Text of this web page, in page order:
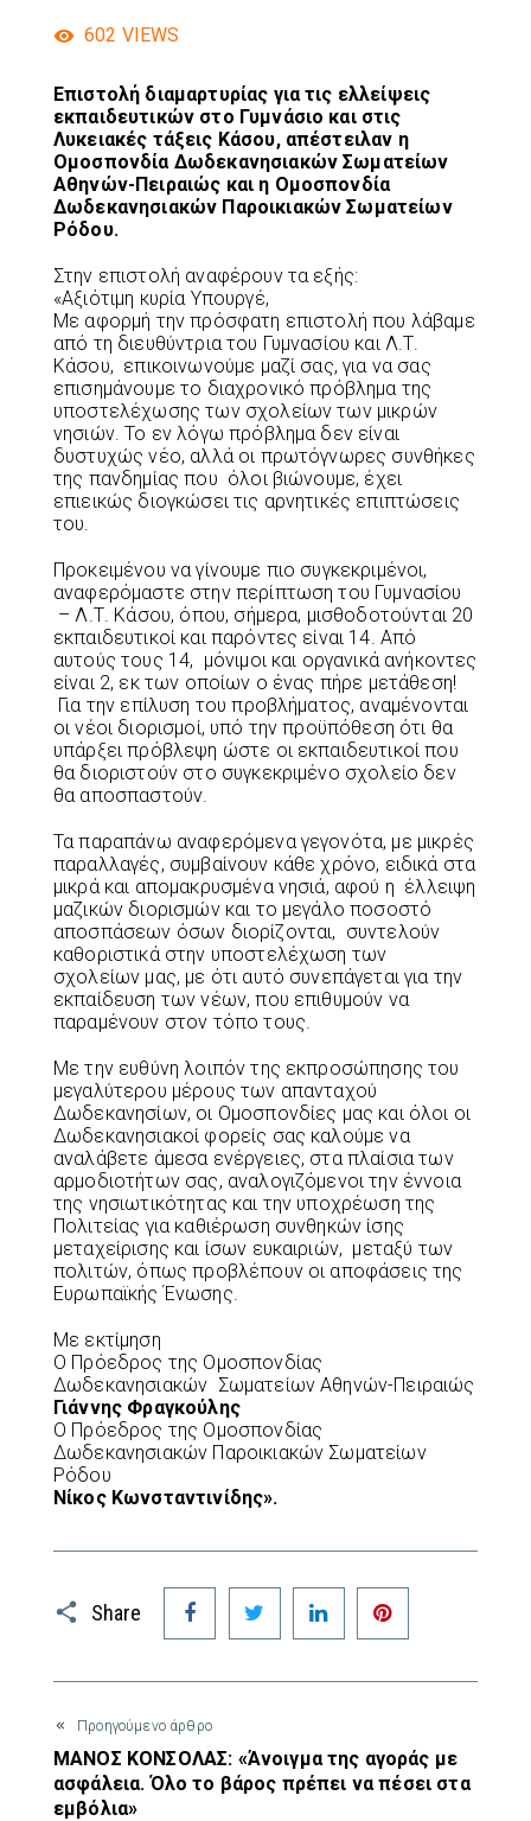
602 VIEWS
Επιστολή διαμαρτυρίας για τις ελλείψεις
εκπαιδευτικών στο Γυμνάσιο και στις
Λυκειακές τάξεις Κάσου, απέστειλαν η
Ομοσπονδία Δωδεκανησιακών Σωματείων
Αθηνών-Πειραιώς και η Ομοσπονδία
Δωδεκανησιακών Παροικιακών Σωματείων
Ρόδου.
Στην επιστολή αναφέρουν τα εξής:
«Αξιότιμη κυρία Υπουργέ,
Με αφορμή την πρόσφατη επιστολή που λάβαμε
από τη διευθύντρια του Γυμνασίου και Λ.Τ.
Κάσου, επικοινωνούμε μαζί σας, για να σας
επισημάνουμε το διαχρονικό πρόβλημα της
υποστελέχωσης των σχολείων των μικρών
νησιών. Το εν λόγω πρόβλημα δεν είναι
δυστυχώς νέο, αλλά οι πρωτόγνωρες συνθήκες
της πανδημίας που όλοι βιώνουμε, έχει
επιεικώς διογκώσει τις αρνητικές επιπτώσεις
του.
Προκειμένου να γίνουμε πιο συγκεκριμένοι,
αναφερόμαστε στην περίπτωση του Γυμνασίου
– Λ.Τ. Κάσου, όπου, σήμερα, μισθοδοτούνται 20
εκπαιδευτικοί και παρόντες είναι 14. Από
αυτούς τους 14, μόνιμοι και οργανικά ανήκοντες
είναι 2, εκ των οποίων ο ένας πήρε μετάθεση!
Για την επίλυση του προβλήματος, αναμένονται
οι νέοι διορισμοί, υπό την προϋπόθεση ότι θα
υπάρξει πρόβλεψη ώστε οι εκπαιδευτικοί που
θα διοριστούν στο συγκεκριμένο σχολείο δεν
θα αποσπαστούν.
Τα παραπάνω αναφερόμενα γεγονότα, με μικρές
παραλλαγές, συμβαίνουν κάθε χρόνο, ειδικά στα
μικρά και απομακρυσμένα νησιά, αφού η έλλειψη
μαζικών διορισμών και το μεγάλο ποσοστό
αποσπάσεων όσων διορίζονται, συντελούν
καθοριστικά στην υποστελέχωση των
σχολείων μας, με ότι αυτό συνεπάγεται για την
εκπαίδευση των νέων, που επιθυμούν να
παραμένουν στον τόπο τους.
Με την ευθύνη λοιπόν της εκπροσώπησης του
μεγαλύτερου μέρους των απανταχού
Δωδεκανησίων, οι Ομοσπονδίες μας και όλοι οι
Δωδεκανησιακοί φορείς σας καλούμε να
αναλάβετε άμεσα ενέργειες, στα πλαίσια των
αρμοδιοτήτων σας, αναλογιζόμενοι την έννοια
της νησιωτικότητας και την υποχρέωση της
Πολιτείας για καθιέρωση συνθηκών ίσης
μεταχείρισης και ίσων ευκαιριών, μεταξύ των
πολιτών, όπως προβλέπουν οι αποφάσεις της
Ευρωπαϊκής Ένωσης.
Με εκτίμηση
Ο Πρόεδρος της Ομοσπονδίας
Δωδεκανησιακών Σωματείων Αθηνών-Πειραιώς
Γιάννης Φραγκούλης
Ο Πρόεδρος της Ομοσπονδίας
Δωδεκανησιακών Παροικιακών Σωματείων
Ρόδου
Νίκος Κωνσταντινίδης».
Share
Facebook Twitter LinkedIn
Προηγούμενο άρθρο
ΜΑΝΟΣ ΚΟΝΣΟΛΑΣ: «Άνοιγμα της αγοράς με
ασφάλεια. Όλο το βάρος πρέπει να πέσει στα
εμβόλια»